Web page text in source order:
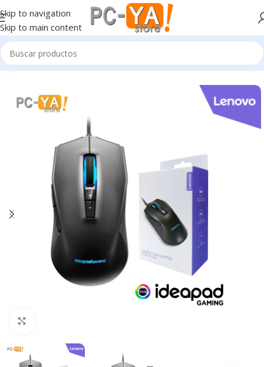
Skip to navigation
Skip to main content
Inicio Periféricos